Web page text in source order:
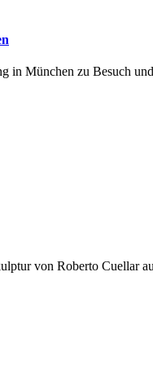
in München zu Besuch
von Roberto Cuellar